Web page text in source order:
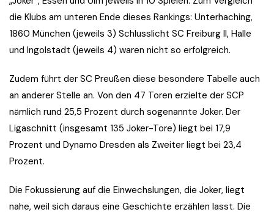
die Klubs am unteren Ende dieses Rankings: Unterhaching,
1860 München (jeweils 3) Schlusslicht SC Freiburg II, Halle
und Ingolstadt (jeweils 4) waren nicht so erfolgreich.
Zudem führt der SC Preußen diese besondere Tabelle auch
an anderer Stelle an. Von den 47 Toren erzielte der SCP
nämlich rund 25,5 Prozent durch sogenannte Joker. Der
Ligaschnitt (insgesamt 135 Joker-Tore) liegt bei 17,9
Prozent und Dynamo Dresden als Zweiter liegt bei 23,4
Prozent.
Die Fokussierung auf die Einwechslungen, die Joker, liegt
nahe, weil sich daraus eine Geschichte erzählen lasst. Die